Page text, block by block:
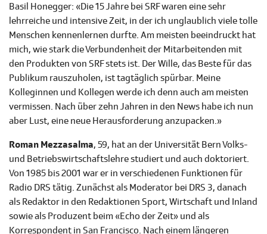
Basil Honegger: «Die 15 Jahre bei SRF waren eine sehr
lehrreiche und intensive Zeit, in der ich unglaublich viele tolle
Menschen kennenlernen durfte. Am meisten beeindruckt hat
mich, wie stark die Verbundenheit der Mitarbeitenden mit
den Produkten von SRF stets ist. Der Wille, das Beste für das
Publikum rauszuholen, ist tagtäglich spürbar. Meine
Kolleginnen und Kollegen werde ich denn auch am meisten
vermissen. Nach über zehn Jahren in den News habe ich nun
aber Lust, eine neue Herausforderung anzupacken.»
Roman Mezzasalma, 59, hat an der Universität Bern Volks-
und Betriebswirtschaftslehre studiert und auch doktoriert.
Von 1985 bis 2001 war er in verschiedenen Funktionen für
Radio DRS tätig. Zunächst als Moderator bei DRS 3, danach
als Redaktor in den Redaktionen Sport, Wirtschaft und Inland
sowie als Produzent beim «Echo der Zeit» und als
Korrespondent in San Francisco. Nach einem längeren